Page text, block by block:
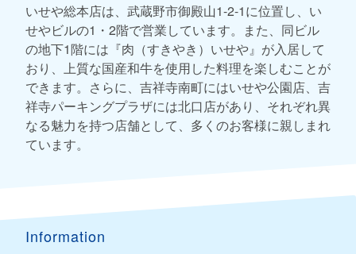
いせや総本店は、武蔵野市御殿山1-2-1に位置し、い
せやビルの1・2階で営業しています。また、同ビル
の地下1階には『肉（すきやき）いせや』が入居して
おり、上質な国産和牛を使用した料理を楽しむことが
できます。さらに、吉祥寺南町にはいせや公園店、吉
祥寺パーキングプラザには北口店があり、それぞれ異
なる魅力を持つ店舗として、多くのお客様に親しまれ
ています。
Information